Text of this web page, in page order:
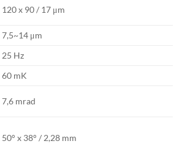
120 x 90 / 17 μm
7,5~14 μm
25 Hz
60 mK
7,6 mrad
50° x 38° / 2,28 mm